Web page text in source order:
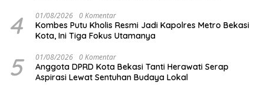
4 01/08/2026 0 Komentar
Kombes Putu Kholis Resmi Jadi Kapolres Metro Bekasi
Kota, Ini Tiga Fokus Utamanya
5 01/08/2026 0 Komentar
Anggota DPRD Kota Bekasi Tanti Herawati Serap
Aspirasi Lewat Sentuhan Budaya Lokal